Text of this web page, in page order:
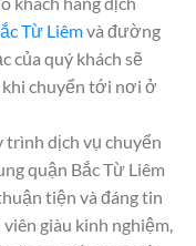
Từ Liêmvà đường
của quý khách sẽ
khi chuyển tới nơi ở
trình dịch vụ chuyển
quận Bắc Từ Liêm
tiện và đáng tin
giàu kinh nghiệm,